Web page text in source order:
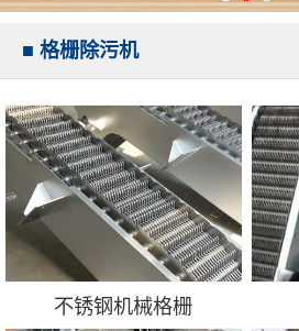
■ 格栅除污机
不锈钢机械格栅